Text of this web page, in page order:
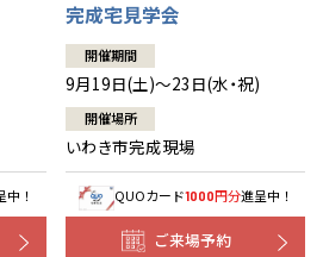
中！
完成宅見学会
開催期間
9月19日(土)～23日(水・祝)
開催場所
いわき市完成現場
QUOカード1000円分進呈中！
ご来場予約